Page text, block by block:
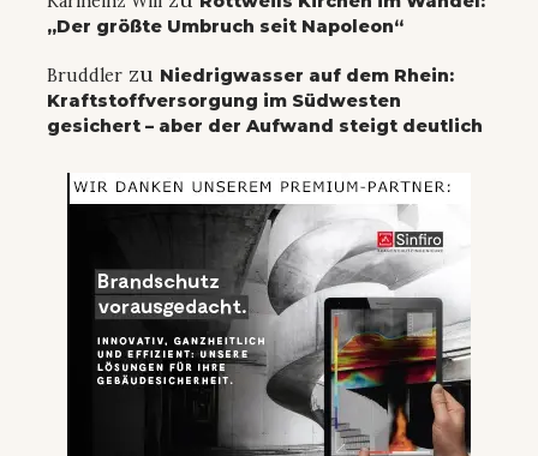
„Der größte Umbruch seit Napoleon“
Bruddler zu Niedrigwasser auf dem Rhein:
Kraftstoffversorgung im Südwesten
gesichert – aber der Aufwand steigt deutlich